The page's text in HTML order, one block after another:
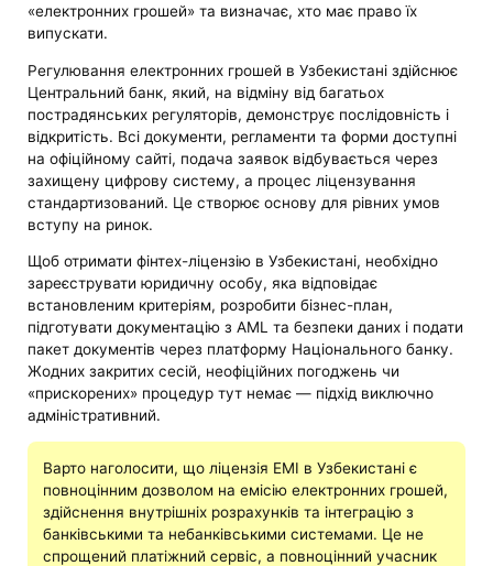
«електронних грошей» та визначає, хто має право їх
випускати.
Регулювання електронних грошей в Узбекистані здійснює
Центральний банк, який, на відміну від багатьох
пострадянських регуляторів, демонструє послідовність і
відкритість. Всі документи, регламенти та форми доступні
на офіційному сайті, подача заявок відбувається через
захищену цифрову систему, а процес ліцензування
стандартизований. Це створює основу для рівних умов
вступу на ринок.
Щоб отримати фінтех-ліцензію в Узбекистані, необхідно
зареєструвати юридичну особу, яка відповідає
встановленим критеріям, розробити бізнес-план,
підготувати документацію з AML та безпеки даних і подати
пакет документів через платформу Національного банку.
Жодних закритих сесій, неофіційних погоджень чи
«прискорених» процедур тут немає — підхід виключно
адміністративний.
Варто наголосити, що ліцензія EMI в Узбекистані є
повноцінним дозволом на емісію електронних грошей,
здійснення внутрішніх розрахунків та інтеграцію з
банківськими та небанківськими системами. Це не
спрощений платіжний сервіс, а повноцінний учасник